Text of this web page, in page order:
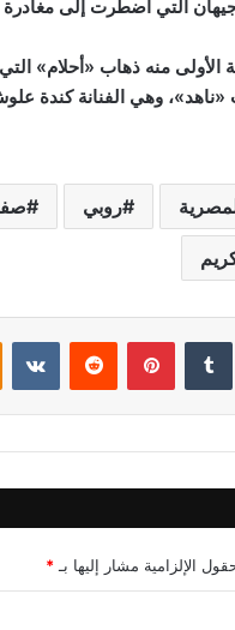
التي اضطرت إلى
منه ذهاب «أحلام»
وهي الفنانة كندة
روبي
لينكدإن بينتيريست
الإلزامية مشار إليها بـ *